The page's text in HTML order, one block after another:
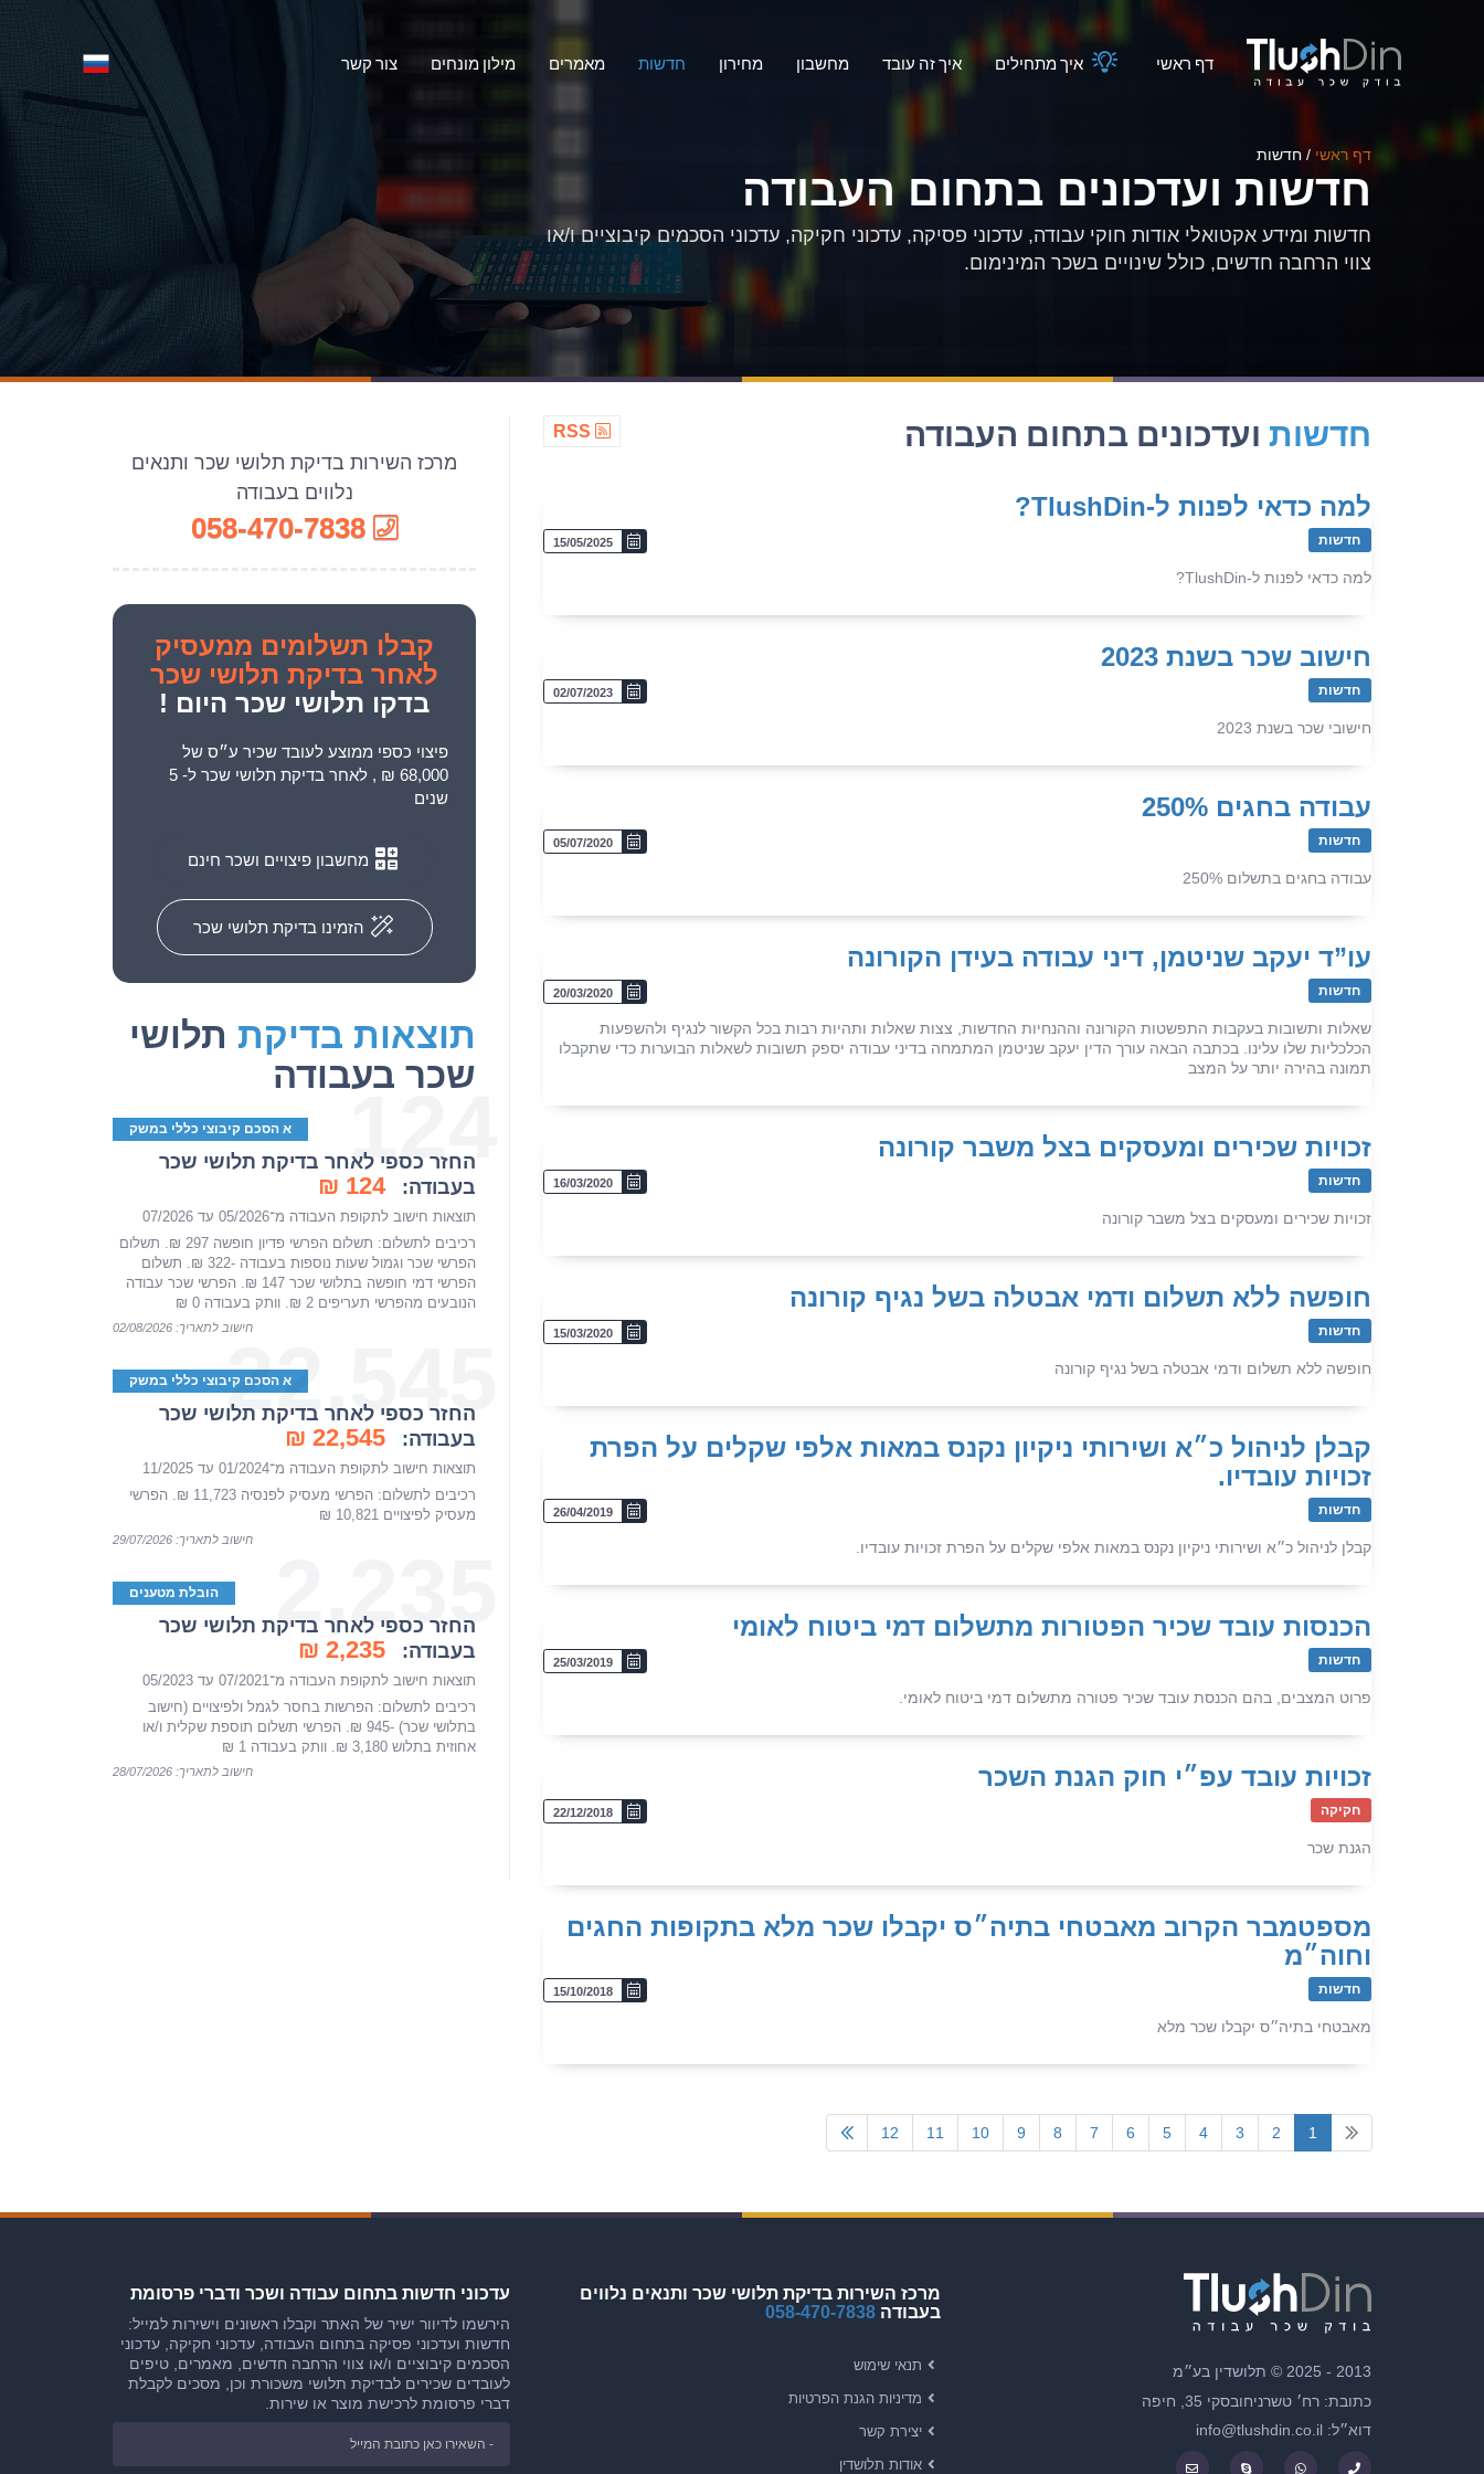
דף ראשי איך מתחילים איך זה עובד מחשבון מחירון חדשות מאמרים מילון מונחים צור קשר
דף ראשי / חדשות
חדשות ועדכונים בתחום העבודה
חדשות ומידע אקטואלי אודות חוקי עבודה, עדכוני פסיקה, עדכוני חקיקה, עדכוני הסכמים קיבוציים ו/או
צווי הרחבה חדשים, כולל שינויים בשכר המינימום.
חדשות ועדכונים בתחום העבודה
למה כדאי לפנות ל-TlushDin?
15/05/2025 חדשות
למה כדאי לפנות ל-TlushDin?
חישוב שכר בשנת 2023
02/07/2023 חדשות
חישובי שכר בשנת 2023
עבודה בחגים 250%
05/07/2020 חדשות
עבודה בחגים בתשלום 250%
עו”ד יעקב שניטמן, דיני עבודה בעידן הקורונה
20/03/2020 חדשות
שאלות ותשובות בעקבות התפשטות הקורונה וההנחיות החדשות, צצות שאלות ותהיות רבות בכל הקשור לנגיף ולהשפעות
הכלכליות שלו עלינו. בכתבה הבאה עורך הדין יעקב שניטמן המתמחה בדיני עבודה יספק תשובות לשאלות הבוערות כדי שתקבלו
תמונה בהירה יותר על המצב
זכויות שכירים ומעסקים בצל משבר קורונה
16/03/2020 חדשות
זכויות שכירים ומעסקים בצל משבר קורונה
חופשה ללא תשלום ודמי אבטלה בשל נגיף קורונה
15/03/2020 חדשות
חופשה ללא תשלום ודמי אבטלה בשל נגיף קורונה
קבלן לניהול כ״א ושירותי ניקיון נקנס במאות אלפי שקלים על הפרת
זכויות עובדיו.
26/04/2019 חדשות
קבלן לניהול כ״א ושירותי ניקיון נקנס במאות אלפי שקלים על הפרת זכויות עובדיו.
הכנסות עובד שכיר הפטורות מתשלום דמי ביטוח לאומי
25/03/2019 חדשות
פרוט המצבים, בהם הכנסת עובד שכיר פטורה מתשלום דמי ביטוח לאומי.
זכויות עובד עפ״י חוק הגנת השכר
22/12/2018 חקיקה
הגנת שכר
מספטמבר הקרוב מאבטחי בתיה״ס יקבלו שכר מלא בתקופות החגים
וחוה״מ
15/10/2018 חדשות
מאבטחי בתיה״ס יקבלו שכר מלא
1
2
3
4
5
6
7
8
9
10
11
12
מרכז השירות בדיקת תלושי שכר ותנאים
נלווים בעבודה
058-470-7838
קבלו תשלומים ממעסיק
לאחר בדיקת תלושי שכר
בדקו תלושי שכר היום !
פיצוי כספי ממוצע לעובד שכיר ע״ס של
68,000 ₪ , לאחר בדיקת תלושי שכר ל- 5
שנים
מחשבון פיצויים ושכר חינם
תוצאות בדיקת תלושי
שכר בעבודה
124 א הסכם קיבוצי כללי במשק
החזר כספי לאחר בדיקת תלושי שכר
בעבודה:
124 ₪
תוצאות חישוב לתקופת העבודה מ־05/2026 עד 07/2026
רכיבים לתשלום: תשלום הפרשי פדיון חופשה 297 ₪. תשלום
הפרשי שכר וגמול שעות נוספות בעבודה -322 ₪. תשלום
הפרשי דמי חופשה בתלושי שכר 147 ₪. הפרשי שכר עבודה
הנובעים מהפרשי תעריפים 2 ₪. וותק בעבודה 0 ₪
חישוב לתאריך: 02/08/2026
22,545א הסכם קיבוצי כללי במשק
החזר כספי לאחר בדיקת תלושי שכר
בעבודה:
22,545 ₪
תוצאות חישוב לתקופת העבודה מ־01/2024 עד 11/2025
רכיבים לתשלום: הפרשי מעסיק לפנסיה 11,723 ₪. הפרשי
מעסיק לפיצויים 10,821 ₪
חישוב לתאריך: 29/07/2026
2,235 הובלת מטענים
החזר כספי לאחר בדיקת תלושי שכר
בעבודה:
2,235 ₪
תוצאות חישוב לתקופת העבודה מ־07/2021 עד 05/2023
רכיבים לתשלום: הפרשות בחסר לגמל ולפיצויים (חישוב
בתלושי שכר) -945 ₪. הפרשי תשלום תוספת שקלית ו/או
אחוזית בתלוש 3,180 ₪. וותק בעבודה 1 ₪
חישוב לתאריך: 28/07/2026
2013 - 2025 © תלושדין בע״מ
כתובת: רח׳ טשרניחובסקי 35, חיפה
דוא״ל: info@tlushdin.co.il
מרכז השירות בדיקת תלושי שכר ותנאים נלווים
בעבודה 058-470-7838
תנאי שימוש
מדיניות הגנת הפרטיות
יצירת קשר
אודות תלושדין
עדכוני חדשות בתחום עבודה ושכר ודברי פרסומת
הירשמו לדיוור ישיר של האתר וקבלו ראשונים וישירות למייל:
חדשות ועדכוני פסיקה בתחום העבודה, עדכוני חקיקה, עדכוני
הסכמים קיבוציים ו/או צווי הרחבה חדשים, מאמרים, טיפים
לעובדים שכירים לבדיקת תלושי משכורת וכן, מסכים לקבלת
דברי פרסומת לרכישת מוצר או שירות.